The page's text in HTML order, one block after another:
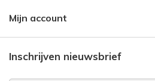
Mijn account
Inschrijven nieuwsbrief